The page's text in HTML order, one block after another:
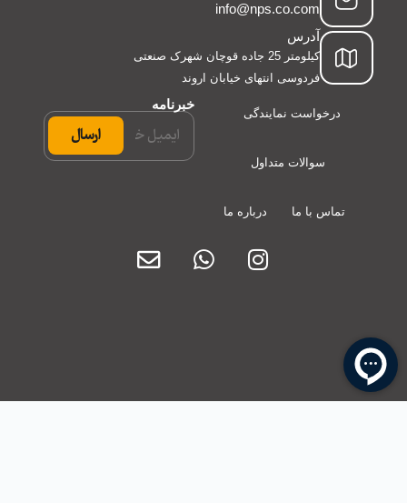
info@nps.co.com
آدرس
کیلومتر 25 جاده قوچان شهرک صنعتی
فردوسی انتهای خیابان اروند
درخواست نمایندگی
سوالات متداول
تماس با ما درباره ما
خبرنامه